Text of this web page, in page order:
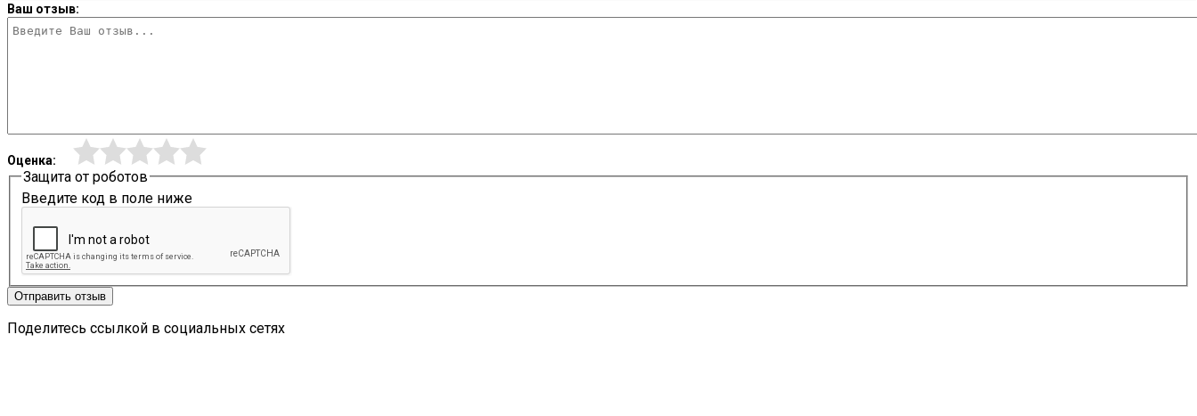
Ваш отзыв:
Оценка:
Защита от роботов
Введите код в поле ниже
Отправить отзыв
Поделитесь ссылкой в социальных сетях